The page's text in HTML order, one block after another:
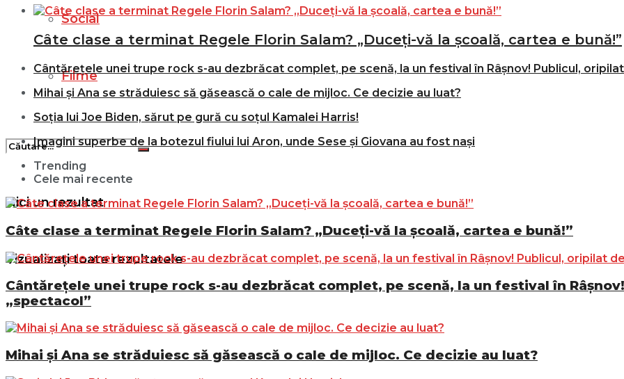
Social
Filme
Nici un rezultat
Vizualizați toate rezultatele
Câte clase a terminat Regele Florin Salam? „Duceți-vă la școală, cartea e bună!”
Cântărețele unei trupe rock s-au dezbrăcat complet, pe scenă, la un festival în Râșnov! Publicul,
Mihai și Ana se străduiesc să găsească o cale de mijloc. Ce decizie au luat?
Soția lui Joe Biden, sărut pe gură cu soțul Kamalei Harris!
Imagini superbe de la botezul fiului lui Aron, unde Sese și Giovana au fost nași
Trending
Cele mai recente
Câte clase a terminat Regele Florin Salam? „Duceți-vă la școală, cartea e bună!”
Cântărețele unei trupe rock s-au dezbrăcat complet, pe scenă, la un festival în
„spectacol”
Mihai și Ana se străduiesc să găsească o cale de mijloc. Ce decizie au luat?